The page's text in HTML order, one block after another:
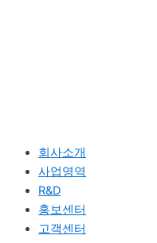
회사소개
사업영역
R&D
홍보센터
고객센터